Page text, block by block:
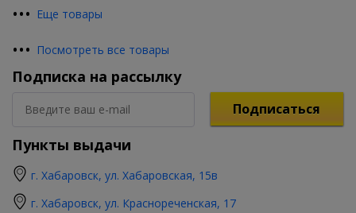
••• Еще товары
••• Посмотреть все товары
Подписка на рассылку
Подписаться
Пункты выдачи
г. Хабаровск, ул. Хабаровская, 15в
г. Хабаровск, ул. Краснореченская, 17